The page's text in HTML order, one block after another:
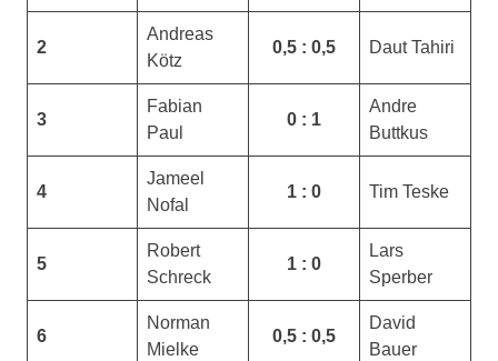
2
Andreas
Kötz
0,5 : 0,5 Daut Tahiri
3
Fabian
Paul
0 : 1
Andre
Buttkus
4
Jameel
Nofal
1 : 0 Tim Teske
5
Robert
Schreck
1 : 0
Lars
Sperber
6
Norman
Mielke
0,5 : 0,5
David
Bauer